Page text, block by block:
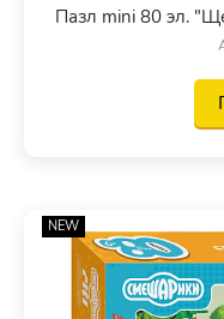
Пазл mini 80 эл.
NEW